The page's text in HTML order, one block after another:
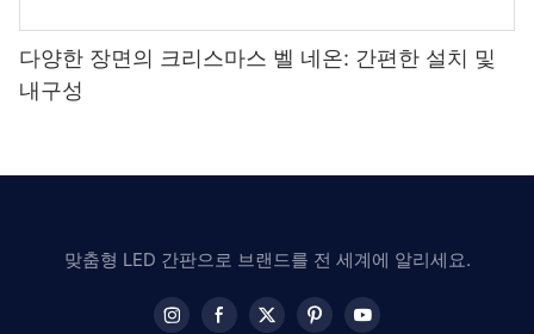
다양한 장면의 크리스마스 벨 네온: 간편한 설치 및
내구성
맞춤형 LED 간판으로 브랜드를 전 세계에 알리세요.